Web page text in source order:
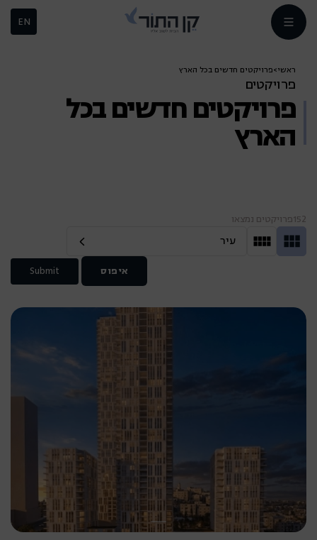
EN
ראשי>פרויקטים חדשים בכל הארץ
פרויקטים
פרויקטים חדשים בכל
הארץ
עיר
152פרויקטים נמצאו
איפוס Submit